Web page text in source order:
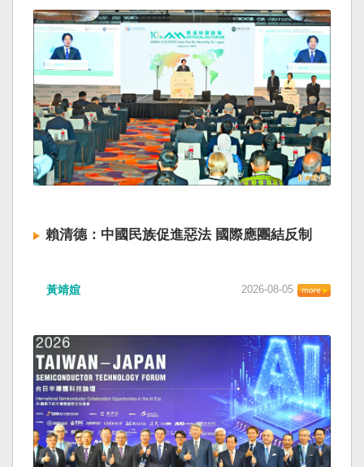
賴清德：中國民族促進惡法 國際應團結反制
黃靖媗 2026-08-05